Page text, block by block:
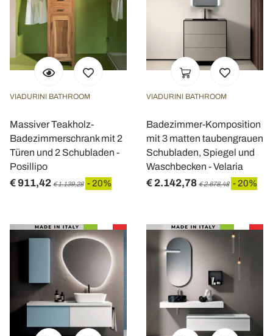
VIADURINI BATHROOM
Massiver Teakholz-
Badezimmerschrank mit 2
Türen und 2 Schubladen -
Posillipo
€ 911,42 € 1.139,28 - 20%
VIADURINI BATHROOM
Badezimmer-Komposition
mit 3 matten taubengrauen
Schubladen, Spiegel und
Waschbecken - Velaria
€ 2.142,78 € 2.678,48 - 20%